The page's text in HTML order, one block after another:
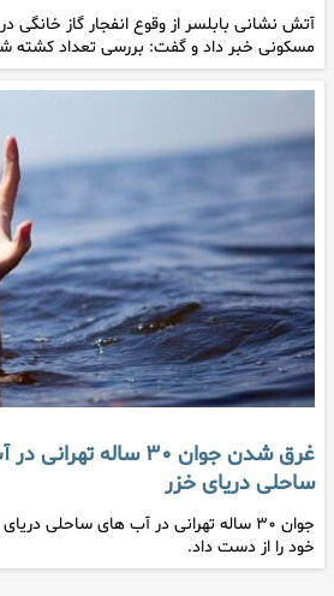
مسکونی خبر داد و گفت: بررسی تعداد کشته
غرق شدن جوان ۳۰ ساله
ساحلی دریای خزر
جوان ۳۰ ساله تهرانی در آب های ساحلی
خود را از دست داد.